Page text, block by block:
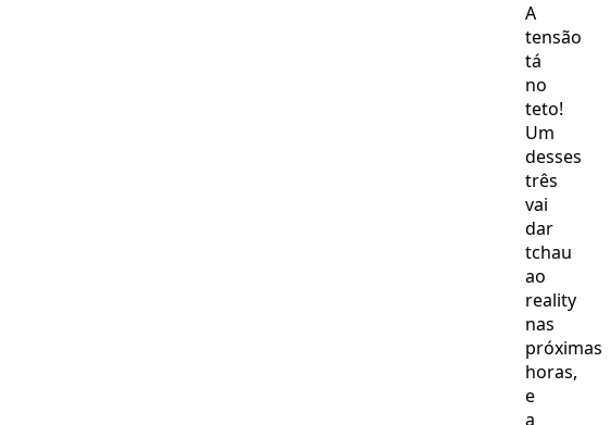
A
tensão
tá
no
teto!
Um
desses
três
vai
dar
tchau
ao
reality
nas
próximas
horas,
e
a